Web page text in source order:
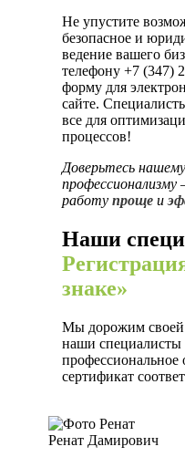
Не упустите
безопасное и
ведение вашего
телефону +7 (347)
форму для
сайте.
все для
процессов!
Доверьтесь
работу проще и
Наши
знаке»
Мы дорожим своей
наши специалисты
сертификат
Ренат Дамирович